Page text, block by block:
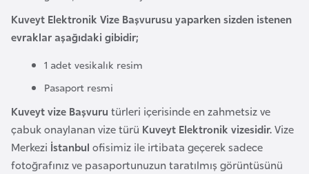
Kuveyt Elektronik Vize Başvurusu yaparken sizden istenen
evraklar aşağıdaki gibidir;
1 adet vesikalık resim
Pasaport resmi
Kuveyt vize Başvuru türleri içerisinde en zahmetsiz ve
çabuk onaylanan vize türü Kuveyt Elektronik vizesidir.Vize
Merkezi İstanbul ofisimiz ile irtibata geçerek sadece
fotoğrafınız ve pasaportunuzun taratılmış görüntüsünü
g
a
t
a
n